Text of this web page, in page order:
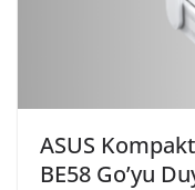
ASUS
BE58 Go’yu